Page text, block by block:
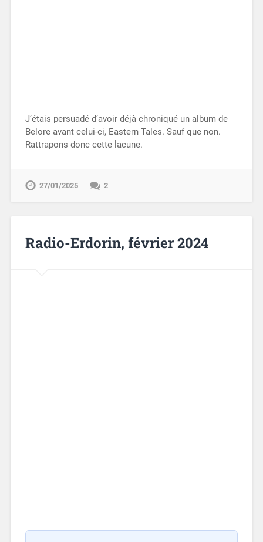
J’étais persuadé d’avoir déjà chroniqué un album de
Belore avant celui-ci, Eastern Tales. Sauf que non.
Rattrapons donc cette lacune.
27/01/2025 2
Radio-Erdorin, février 2024